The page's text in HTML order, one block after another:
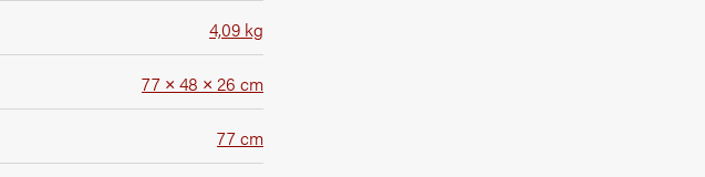
4,09 kg
77 × 48 × 26 cm
77 cm